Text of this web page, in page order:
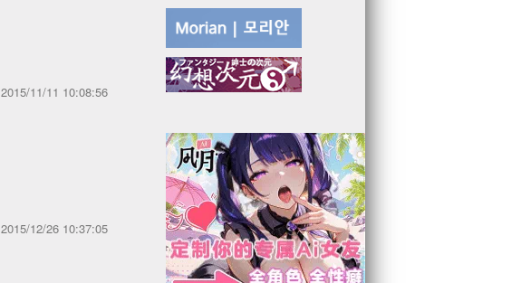
2015/11/11 10:08:56
2015/12/26 10:37:05